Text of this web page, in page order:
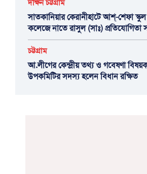
দক্ষিন চট্টগ্রাম
সাতকানিয়ার কেরানীহাটে আশ্-শেফা
কলেজে নাতে রাসুল (সাঃ) প্রতিযোগিতা
চট্টগ্রাম
আ.লীগের কেন্দ্রীয় তথ্য ও গবেষণা
উপকমিটির সদস্য হলেন বিধান রক্ষিত